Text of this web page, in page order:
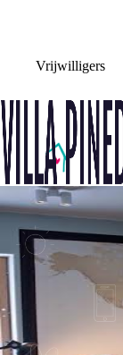
Vrijwilligers
ODE